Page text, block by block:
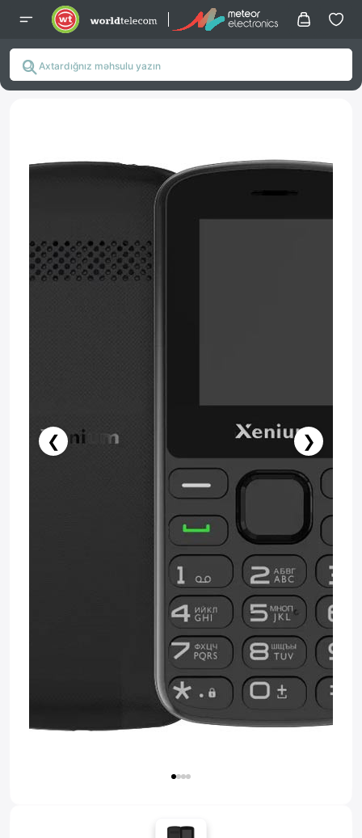
❮ ❯
Səbətə at
Zəmanət: 1il
Məsləhət al